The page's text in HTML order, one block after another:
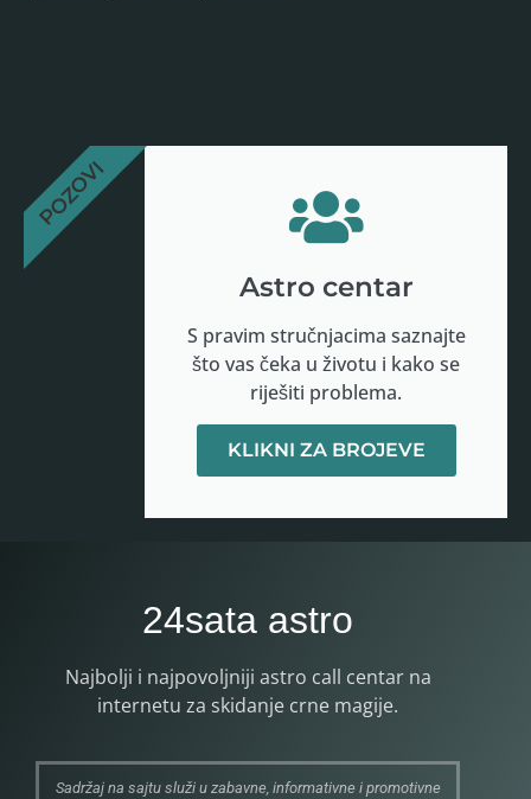
Astro centar
S pravim stručnjacima saznajte
što vas čeka u životu i kako se
riješiti problema.
KLIKNI ZA BROJEVE
POZOVI
24sata astro
Najbolji i najpovoljniji astro call centar na
internetu za skidanje crne magije.
Sadržaj na sajtu služi u zabavne, informativne i promotivne